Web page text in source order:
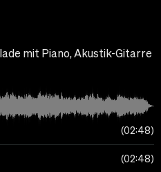
mit Piano, Akustik-Gitarre
02:48
02:48